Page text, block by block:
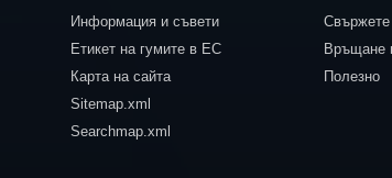
Информация и съвети
Етикет на гумите в ЕС
Карта на сайта
Sitemap.xml
Searchmap.xml
Свържете
Връщане
Полезно